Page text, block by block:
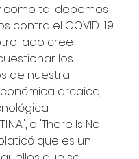
como tal debemos
contra el COVID-19.
lado cree
los
de nuestra
arcaica,
o 'There Is No
que es un